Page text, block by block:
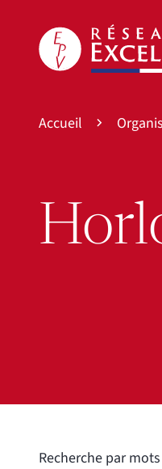
Accueil
Recherche par